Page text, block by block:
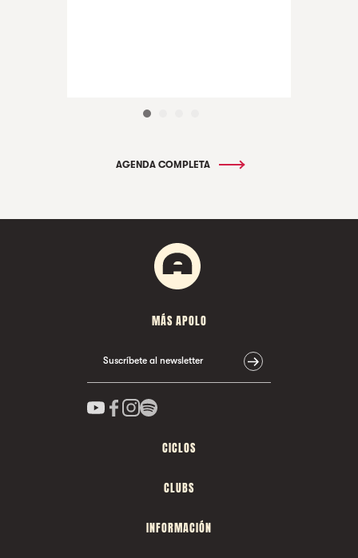
AGENDA COMPLETA
MÁS APOLO
Suscríbete al newsletter
CICLOS
CLUBS
INFORMACIÓN